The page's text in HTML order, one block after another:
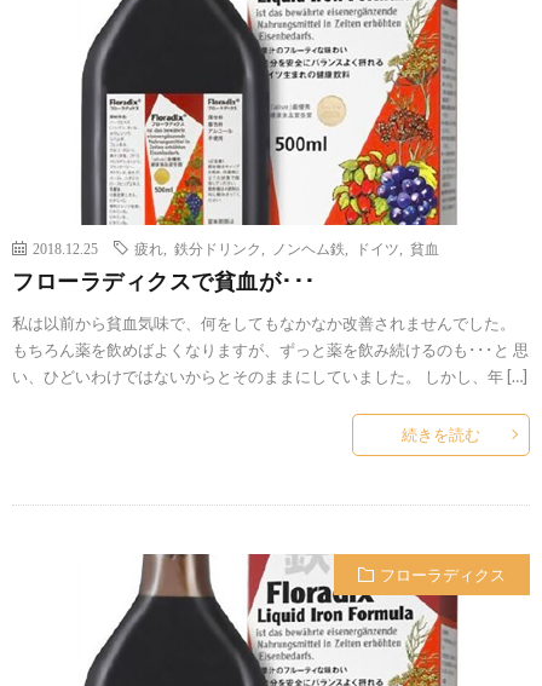
2018.12.25 疲れ 鉄分ドリンク ノンヘム鉄 ドイツ 貧血
フローラディクスで貧血が･･･
私は以前から貧血気味で、何をしてもなかなか改善されませんでした。
もちろん薬を飲めばよくなりますが、ずっと薬を飲み続けるのも･･･と 思
い、ひどいわけではないからとそのままにしていました。 しかし、年 […]
続きを読む
フローラディクス